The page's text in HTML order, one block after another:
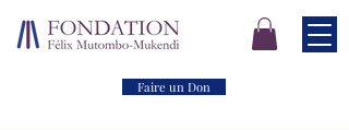
Faire un Don